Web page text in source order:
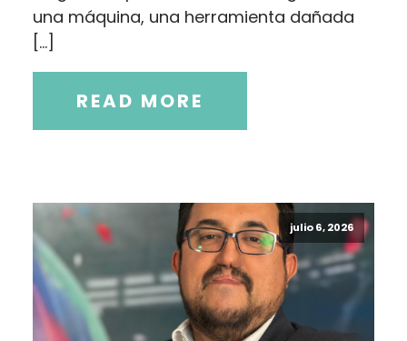
una máquina, una herramienta dañada
[…]
READ MORE
julio 6, 2026